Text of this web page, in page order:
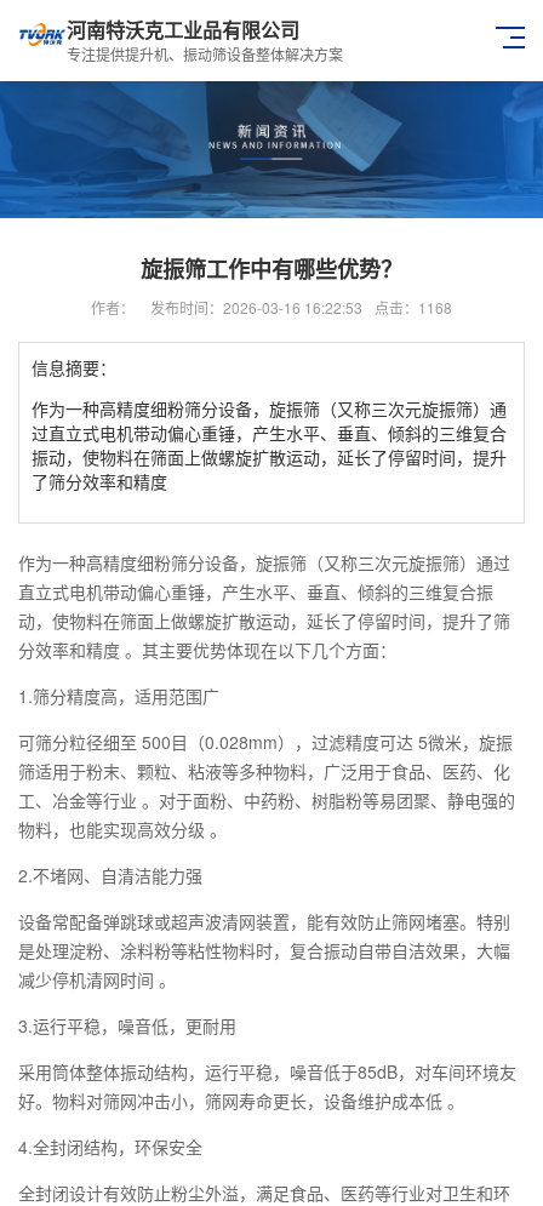
河南特沃克工业品有限公司
专注提供提升机、振动筛设备整体解决方案
旋振筛工作中有哪些优势？
作者： 发布时间：2026-03-16 16:22:53 点击：1168
信息摘要：
作为一种高精度细粉筛分设备，旋振筛（又称三次元旋振筛）通
过直立式电机带动偏心重锤，产生水平、垂直、倾斜的三维复合
振动，使物料在筛面上做螺旋扩散运动，延长了停留时间，提升
了筛分效率和精度
作为一种高精度细粉筛分设备，旋振筛（又称三次元旋振筛）通过
直立式电机带动偏心重锤，产生水平、垂直、倾斜的三维复合振
动，使物料在筛面上做螺旋扩散运动，延长了停留时间，提升了筛
分效率和精度 。其主要优势体现在以下几个方面：
1.‌筛分精度高，适用范围广‌
可筛分粒径细至 ‌500目（0.028mm）‌，过滤精度可达 ‌5微米‌，旋振
筛适用于粉末、颗粒、粘液等多种物料，广泛用于食品、医药、化
工、冶金等行业 。对于面粉、中药粉、树脂粉等易团聚、静电强的
物料，也能实现高效分级 。
‌2.不堵网、自清洁能力强‌
设备常配备弹跳球或超声波清网装置，能有效防止筛网堵塞。特别
是处理淀粉、涂料粉等粘性物料时，复合振动自带自洁效果，大幅
减少停机清网时间 。
‌3.运行平稳，噪音低，更耐用‌
采用筒体整体振动结构，运行平稳，噪音低于85dB，对车间环境友
好。物料对筛网冲击小，筛网寿命更长，设备维护成本低 。
‌4.全封闭结构，环保安全‌
全封闭设计有效防止粉尘外溢，满足食品、医药等行业对卫生和环